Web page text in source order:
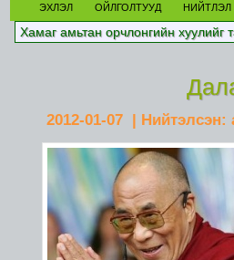
ЭХЛЭЛ ОЙЛГОЛТУУД НИЙТЛЭЛ
Хамаг амьтан орчлонгийн хуулийг
2012-01-07 | Нийтэлсэн: